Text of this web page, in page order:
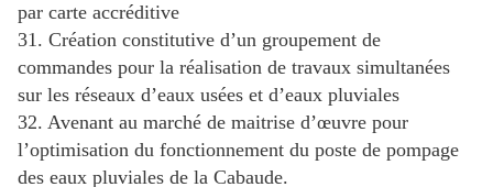
par carte accréditive
31. Création constitutive d’un groupement de
commandes pour la réalisation de travaux simultanées
sur les réseaux d’eaux usées et d’eaux pluviales
32. Avenant au marché de maitrise d’œuvre pour
l’optimisation du fonctionnement du poste de pompage
des eaux pluviales de la Cabaude.